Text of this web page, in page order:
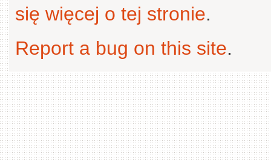
się więcej o tej stronie.
Report a bug on this site.